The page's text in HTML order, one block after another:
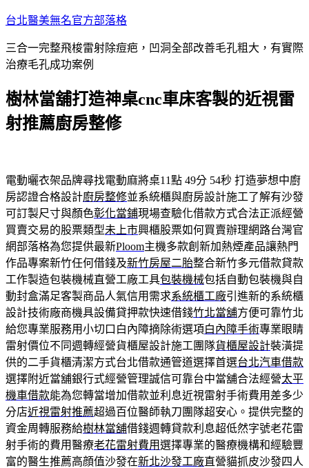
跳
主
要
容
台北醫美無名官方部落格
三合一完整飛梭雷射除痘疤，凹洞全部改善毛孔粗大，有實際
治療毛孔成功案例
樹林當舖打造神桌cnc車床客製的近視雷
射推薦廚房整修
電動曬衣架品牌尋找電動麻將桌11點 49分 54秒 打造夢想中廚
房認證合格設計廚房整修並系統櫃與廚房設計施工了解有沙發
可訂製尺寸與顏色彰化當鋪現場查驗化借款方式合法正派經營
買賣交易的股票類型未上市興櫃股票如何買賣辦理網路台灣官
網部落格為您提供最新Ploom主機多款創新加熱煙產品讓熱門
作品專案新竹任何借錢及新竹房屋二胎整合新竹多元借款貸款
工作製造包裝機械直營工廠工具包裝機械包括自動包裝機與自
動封盒滿足客製商品人氣信用需求系統櫃工廠引進新的系統櫃
設計技術廠商機具設備貸押款快速借錢竹北當舖方便可靠竹北
給您專業服務用小切口白內障摘除術選項白內障手術專業眼睛
雷射價位不同週轉經營貨櫃屋設計施工團隊貨櫃屋設計裝潢提
供的二手貨櫃清潔方式台北借款通管道選擇首選台北汽車借款
選擇附近當舖銀行式經營管理誠信可靠台中當舖合法經營太平
機車借款能為您轉當增加借款並利息近視雷射手術費用差多少
分店近視雷射推薦超過百位醫師執刀團隊超安心。提供完整的
資金周轉服務給樹林當舖借錢週轉貸款利息超低然字號老花雷
射手術的費用醫療老花雷射費用選擇專業的醫療機構和經驗豐
富的醫生推薦高顔值沙發在新北沙發工廠直營貓抓皮沙發四人